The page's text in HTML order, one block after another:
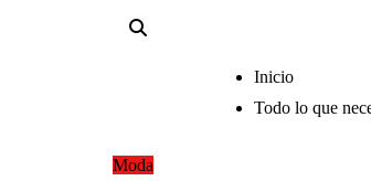
Inicio
Todo lo que
Moda